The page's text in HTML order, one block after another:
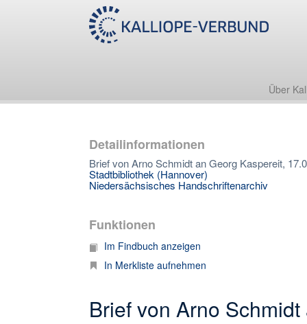
Über
Detailinformationen
Brief von Arno Schmidt an Georg Kaspereit,
Stadtbibliothek (Hannover)
Niedersächsisches Handschriftenarchiv
Funktionen
Im Findbuch anzeigen
In Merkliste aufnehmen
Brief von Arno